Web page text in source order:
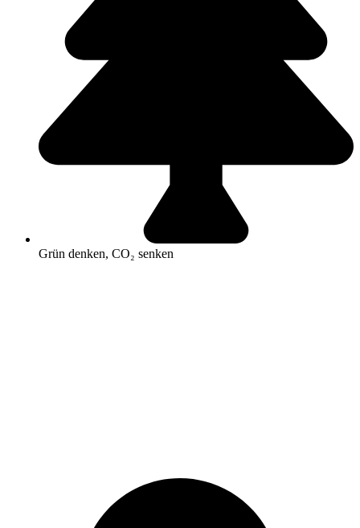
Grün denken, CO₂ senken